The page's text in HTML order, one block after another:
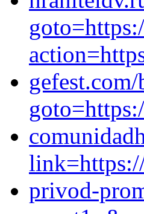
privod-